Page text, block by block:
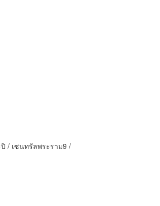
/ เซนทรัลพระราม9 /